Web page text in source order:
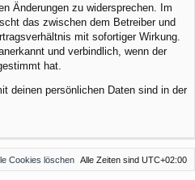
Änderungen zu widersprechen. Im
das zwischen dem Betreiber und
mit sofortiger Wirkung.
und verbindlich, wenn der
hat.
deinen persönlichen Daten sind in der
Alle Zeiten sind UTC+02:00
Cookies löschen